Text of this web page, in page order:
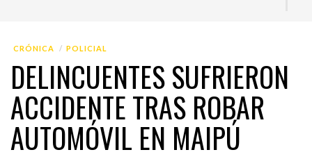
CRÓNICA POLICIAL
DELINCUENTES SUFRIERON
ACCIDENTE TRAS ROBAR
AUTOMÓVIL EN MAIPÚ